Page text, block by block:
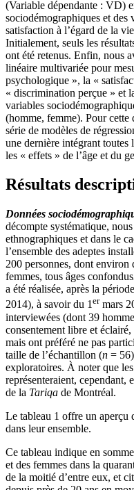
(Variable dépendante : VD)
sociodémographiques et des
satisfaction à l’égard de la
Initialement, seuls les
ont été retenus. Enfin, nous
linéaire multivariée pour
psychologique », la «
« discrimination perçue » et
variables
(homme, femme). Pour cette
série de modèles de
une dernière intégrant
les « effets » de l’âge et du
Résultats
Données
décompte systématique,
ethnographiques et dans le
l’ensemble des adeptes
200 personnes, dont environ
femmes, tous âges confondus
a été réalisée, après la
2014), à savoir du 1ermars
interviewées (dont 39
consentement libre et
mais ont préféré ne pas
taille de l’échantillon (n =
exploratoires. À noter que
représenteraient, cependant,
de la Tariqa de Montréal.
Le tableau 1 offre un aperçu
dans leur ensemble.
Ce tableau indique en
et des femmes dans la
de la moitié d’entre eux, et